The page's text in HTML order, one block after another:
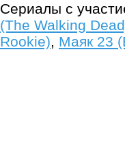
Сериалы с
(The Walking
Rookie), Маяк 23